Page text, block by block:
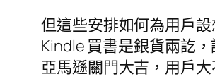
但這些安排如何為用戶
Kindle 買書是銀貨兩訖
亞馬遜關門大吉，用戶